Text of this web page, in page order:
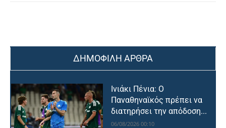
ΔΗΜΟΦΙΛΗ ΑΡΘΡΑ
Ινιάκι Πένια: Ο
Παναθηναϊκός πρέπει να
διατηρήσει την απόδοση...
06/08/2026 00:10